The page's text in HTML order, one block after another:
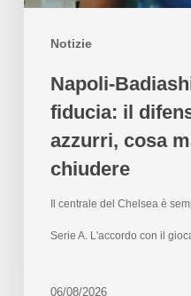
Notizie
Napoli-
fiducia: il
azzurri, cosa
chiudere
Il centrale del Chelsea è
Serie A. L'accordo con il
06/08/2026